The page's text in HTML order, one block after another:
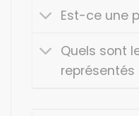
Est-ce une
Quels sont
représentés